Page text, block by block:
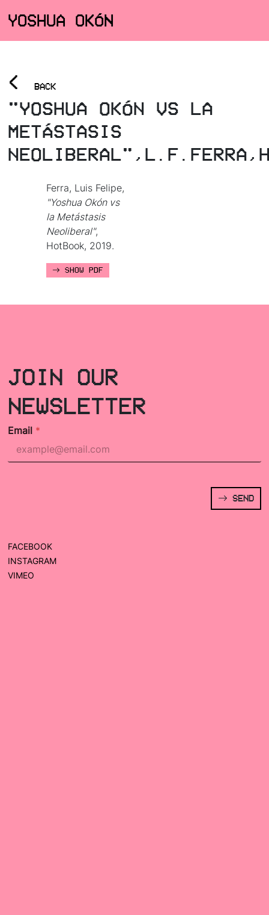
YOSHUA OKÓN
< BACK
"YOSHUA OKÓN VS LA
METÁSTASIS
Ferra, Luis Felipe,
"Yoshua Okón vs
la Metástasis
Neoliberal",
HotBook, 2019.
SHOW PDF
JOIN OUR
NEWSLETTER
Email *
SEND
FACEBOOK
INSTAGRAM
VIMEO